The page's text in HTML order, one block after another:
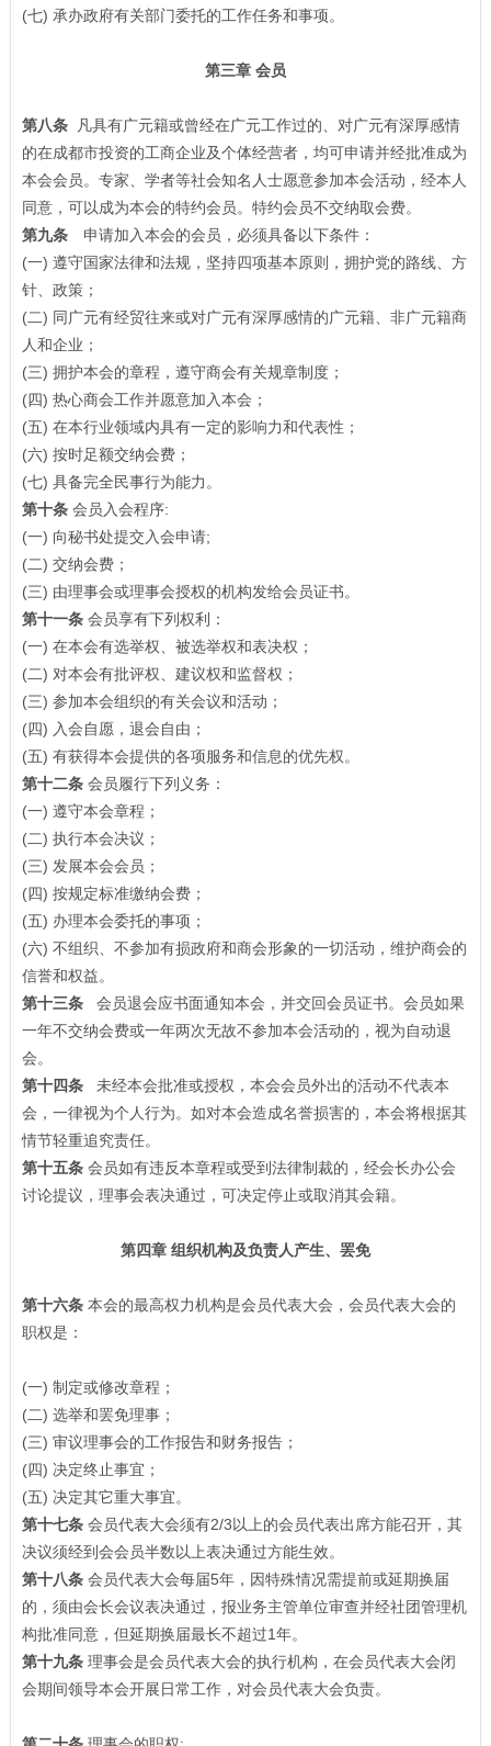
(七) 承办政府有关部门委托的工作任务和事项。
第三章 会员
第八条 凡具有广元籍或曾经在广元工作过的、对广元有深厚感情
的在成都市投资的工商企业及个体经营者，均可申请并经批准成为
本会会员。专家、学者等社会知名人士愿意参加本会活动，经本人
同意，可以成为本会的特约会员。特约会员不交纳取会费。
第九条 申请加入本会的会员，必须具备以下条件：
(一) 遵守国家法律和法规，坚持四项基本原则，拥护党的路线、方
针、政策；
(二) 同广元有经贸往来或对广元有深厚感情的广元籍、非广元籍商
人和企业；
(三) 拥护本会的章程，遵守商会有关规章制度；
(四) 热心商会工作并愿意加入本会；
(五) 在本行业领域内具有一定的影响力和代表性；
(六) 按时足额交纳会费；
(七) 具备完全民事行为能力。
第十条 会员入会程序:
(一) 向秘书处提交入会申请;
(二) 交纳会费；
(三) 由理事会或理事会授权的机构发给会员证书。
第十一条 会员享有下列权利：
(一) 在本会有选举权、被选举权和表决权；
(二) 对本会有批评权、建议权和监督权；
(三) 参加本会组织的有关会议和活动；
(四) 入会自愿，退会自由；
(五) 有获得本会提供的各项服务和信息的优先权。
第十二条 会员履行下列义务：
(一) 遵守本会章程；
(二) 执行本会决议；
(三) 发展本会会员；
(四) 按规定标准缴纳会费；
(五) 办理本会委托的事项；
(六) 不组织、不参加有损政府和商会形象的一切活动，维护商会的
信誉和权益。
第十三条 会员退会应书面通知本会，并交回会员证书。会员如果
一年不交纳会费或一年两次无故不参加本会活动的，视为自动退
会。
第十四条 未经本会批准或授权，本会会员外出的活动不代表本
会，一律视为个人行为。如对本会造成名誉损害的，本会将根据其
情节轻重追究责任。
第十五条 会员如有违反本章程或受到法律制裁的，经会长办公会
讨论提议，理事会表决通过，可决定停止或取消其会籍。
第四章 组织机构及负责人产生、罢免
第十六条 本会的最高权力机构是会员代表大会，会员代表大会的
职权是：
(一) 制定或修改章程；
(二) 选举和罢免理事；
(三) 审议理事会的工作报告和财务报告；
(四) 决定终止事宜；
(五) 决定其它重大事宜。
第十七条 会员代表大会须有2/3以上的会员代表出席方能召开，其
决议须经到会会员半数以上表决通过方能生效。
第十八条 会员代表大会每届5年，因特殊情况需提前或延期换届
的，须由会长会议表决通过，报业务主管单位审查并经社团管理机
构批准同意，但延期换届最长不超过1年。
第十九条 理事会是会员代表大会的执行机构，在会员代表大会闭
会期间领导本会开展日常工作，对会员代表大会负责。